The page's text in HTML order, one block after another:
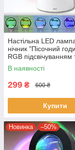
Настільна LED
нічник "Пісочний
RGB підсвічуванням
сенсорним
В наявності
299 ₴ 600 ₴
Купити
Новинка –50%